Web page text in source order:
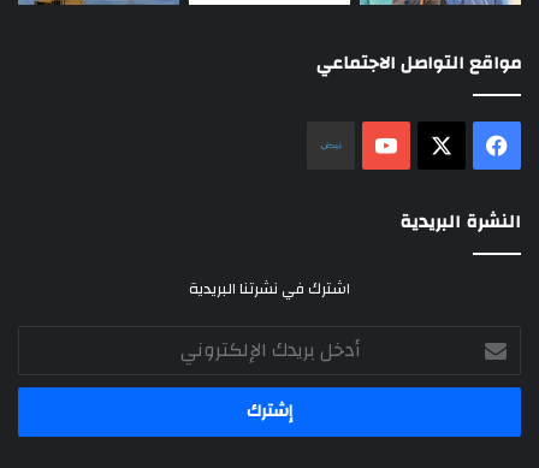
مواقع التواصل الاجتماعي
فيسبوك ‫YouTube
النشرة البريدية
اشترك في نشرتنا البريدية
أدخل
بريدك
الإلكتروني